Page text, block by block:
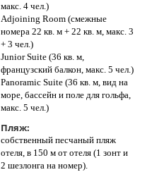
макс. 4 чел.)
Adjoining Room (cмежные
номера 22 кв. м + 22 кв. м, макс. 3
+ 3 чел.)
Junior Suite (36 кв. м,
французский балкон, макс. 5 чел.)
Panoramic Suite (36 кв. м, вид на
море, бассейн и поле для гольфа,
макс. 5 чел.)
Пляж:
собственный песчаный пляж
отеля, в 150 м от отеля (1 зонт и
2 шезлонга на номер).